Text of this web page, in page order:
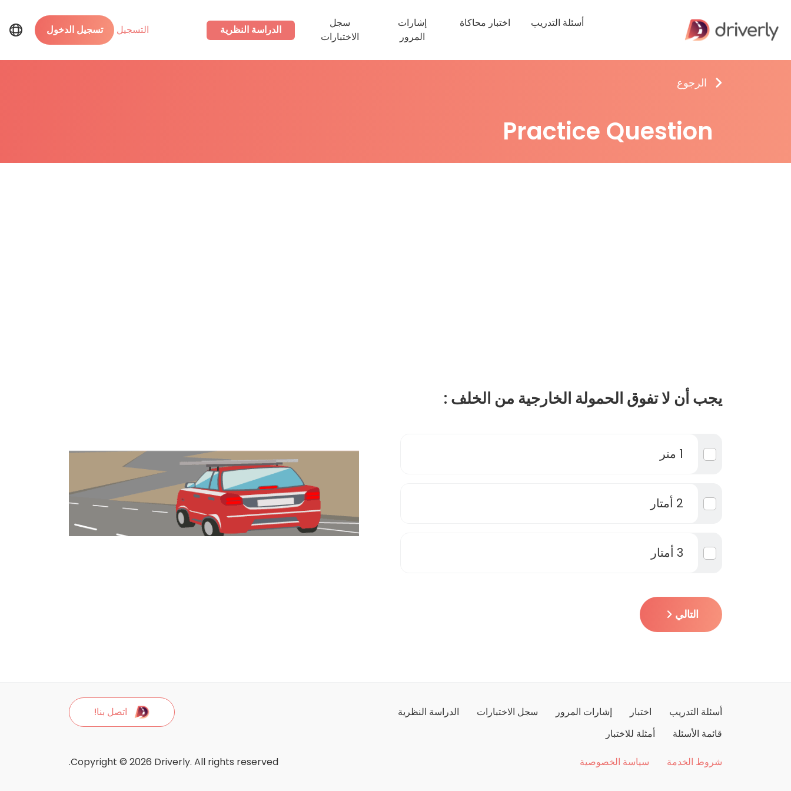
أسئلة التدريب اختبار محاكاة
إشارات
المرور
سجل
الاختبارات
الدراسة النظرية التسجيل تسجيل الدخول
الرجوع
Practice Question
يجب أن لا تفوق الحمولة الخارجية من الخلف :
1 متر
2 أمتار
3 أمتار
التالي
أسئلة التدريب اختبار إشارات المرور سجل الاختبارات الدراسة النظرية
اتصل بنا!
قائمة الأسئلة
أمثلة للاختبار
شروط الخدمة سياسة الخصوصية Copyright © 2026 Driverly. All rights reserved.